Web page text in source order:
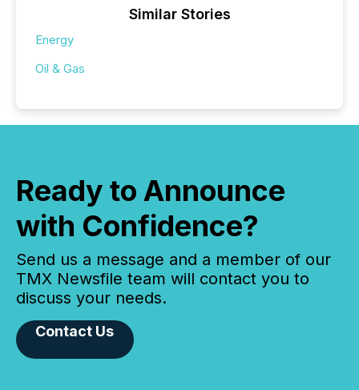
Similar Stories
Energy
Oil & Gas
Ready to Announce
with Confidence?
Send us a message and a member of our
TMX Newsfile team will contact you to
discuss your needs.
Contact Us